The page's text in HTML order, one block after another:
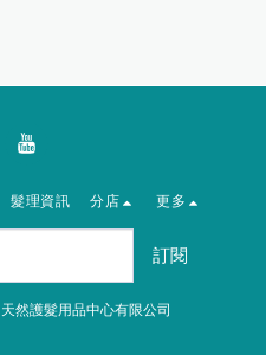
髮理資訊 分店 更多
訂閱
天然護髮用品中心有限公司